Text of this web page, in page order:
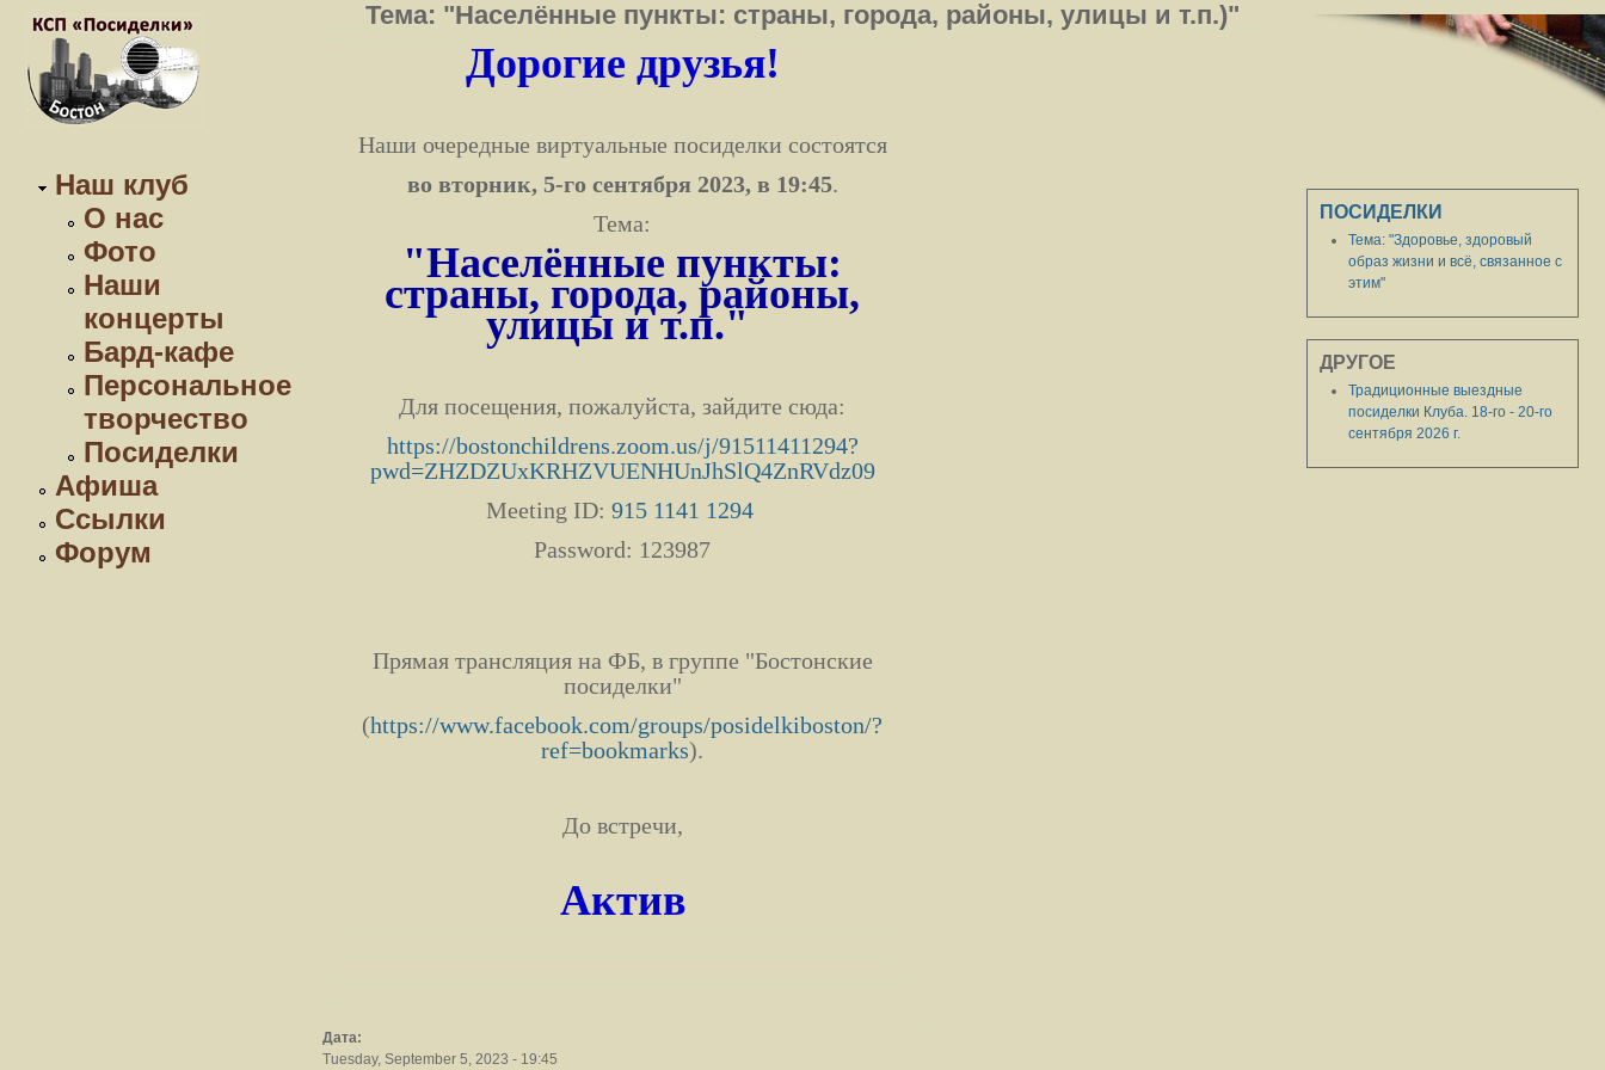
Наш клуб
О нас
Фото
Наши
концерты
Бард-кафе
Персональное
творчество
Посиделки
Афиша
Ссылки
Форум
Тема: "Населённые пункты: страны, города, районы, улицы и т.п.)"
Дорогие друзья!
Наши очередные виртуальные посиделки состоятся
во вторник, 5-го сентября 2023, в 19:45.
Тема:
"Населённые пункты:
страны, города, районы,
улицы и т.п."
Для посещения, пожалуйста, зайдите сюда:
https://bostonchildrens.zoom.us/j/91511411294?
pwd=ZHZDZUxKRHZVUENHUnJhSlQ4ZnRVdz09
Meeting ID: 915 1141 1294
Password: 123987
Прямая трансляция на ФБ, в группе "Бостонские
посиделки"
(https://www.facebook.com/groups/posidelkiboston/?
ref=bookmarks).
До встречи,
Актив
Дата:
Tuesday, September 5, 2023 - 19:45
ПОСИДЕЛКИ
Тема: "Здоровье, здоровый
образ жизни и всё, связанное с
этим"
ДРУГОЕ
Традиционные выездные
посиделки Клуба. 18-го - 20-го
сентября 2026 г.